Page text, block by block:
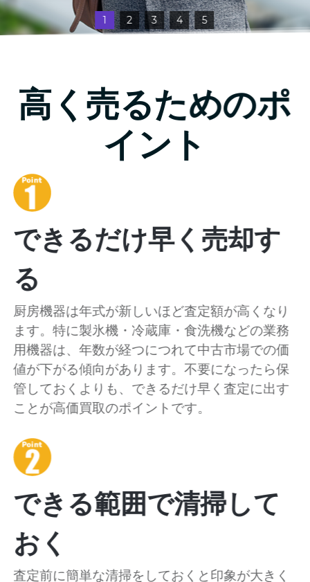
1 2 3 4 5
高く売るためのポ
イント
できるだけ早く売却す
る
厨房機器は年式が新しいほど査定額が高くなり
ます。特に製氷機・冷蔵庫・食洗機などの業務
用機器は、年数が経つにつれて中古市場での価
値が下がる傾向があります。不要になったら保
管しておくよりも、できるだけ早く査定に出す
ことが高価買取のポイントです。
できる範囲で清掃して
おく
査定前に簡単な清掃をしておくと印象が大きく